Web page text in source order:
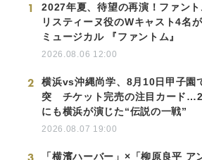
1
2027年夏、待望の再演！ファント
リスティーヌ役のWキャスト4名が
ミュージカル 『ファントム』
2026.08.06 12:00
2
横浜vs沖縄尚学、8月10日甲子園
突 チケット完売の注目カード
にも横浜が演じた“伝説の一戦”
2026.08.07 19:00
「横濱ハーバー」×「柳原良平 ア